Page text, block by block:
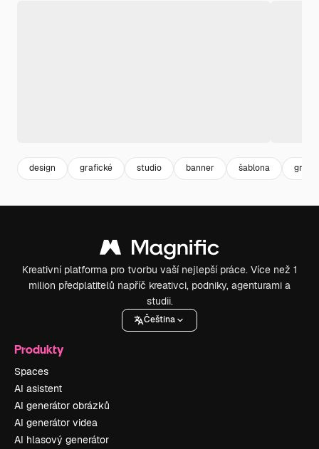
design grafické studio banner šablona
Kreativní platforma pro tvorbu vaší nejlepší práce. Více než 1
milion předplatitelů napříč kreativci, podniky, agenturami a
studii.
Čeština
Produkty
Spaces
AI asistent
AI generátor obrázků
AI generátor videa
AI hlasový generátor